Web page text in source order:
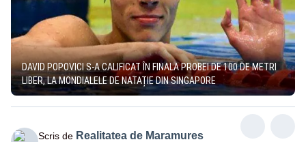
DAVID POPOVICI S-A CALIFICAT ÎN FINALA PROBEI DE 100 DE METRI
LIBER, LA MONDIALELE DE NATAȚIE DIN SINGAPORE
Scris de Realitatea de Maramures